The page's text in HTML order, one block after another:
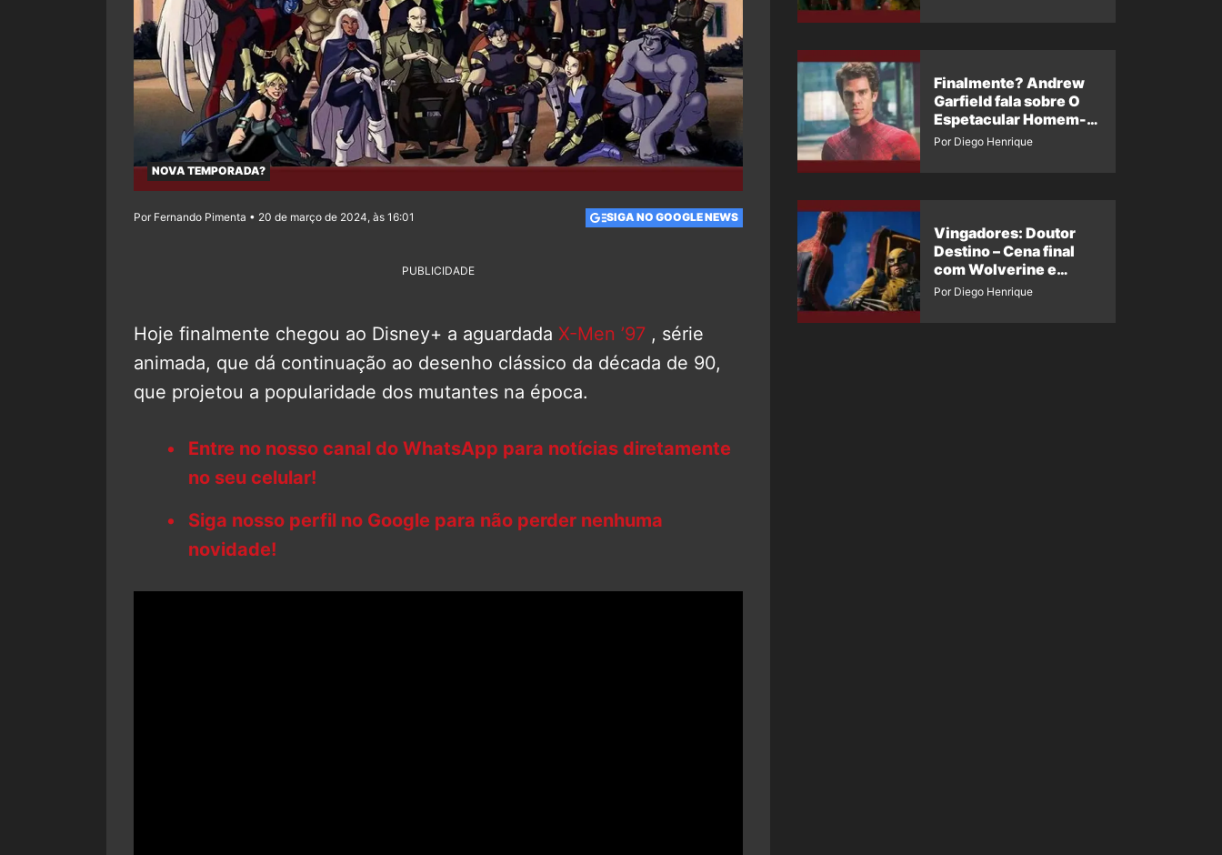
NOVA TEMPORADA?
Por Fernando Pimenta • 20 de março de 2024, às 16:01 SIGA NO GOOGLE NEWS
PUBLICIDADE
Hoje finalmente chegou ao Disney+ a aguardada X-Men ’97 , série
animada, que dá continuação ao desenho clássico da década de 90,
que projetou a popularidade dos mutantes na época.
Entre no nosso canal do WhatsApp para notícias diretamente
no seu celular!
Siga nosso perfil no Google para não perder nenhuma
novidade!
Finalmente? Andrew
Garfield fala sobre O
Espetacular Homem-
Aranha 3
Por Diego Henrique
Vingadores: Doutor
Destino – Cena final
com Wolverine e
Homem-Aranha de
Por Diego Henrique